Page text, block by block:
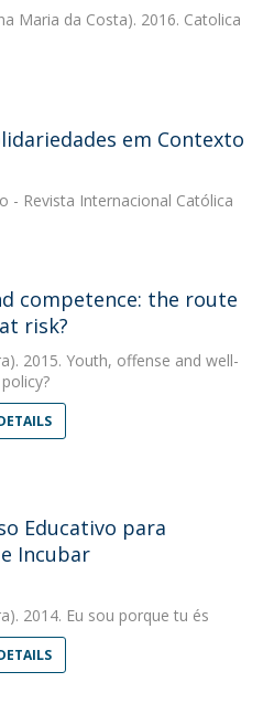
Maria da Costa). 2016. Catolica
em Contexto
- Revista Internacional Católica
competence: the route
risk?
2015. Youth, offense and well-
Educativo para
Incubar
2014. Eu sou porque tu és